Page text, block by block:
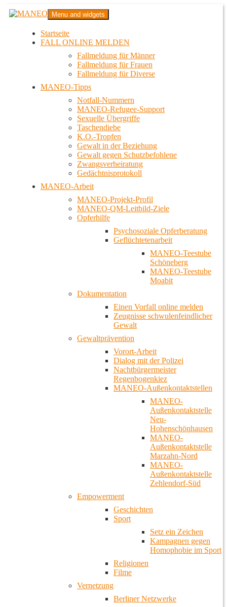
Zum
InhaltMANEO
Das schwule Anti-Gewalt-Projekt in Berlin
Menu and widgets
Startseite
FALL ONLINE MELDEN
Fallmeldung für Männer
Fallmeldung für Frauen
Fallmeldung für Diverse
MANEO-Tipps
Notfall-Nummern
MANEO-Refugee-Support
Sexuelle Übergriffe
Taschendiebe
K.O.-Tropfen
Gewalt in der Beziehung
Gewalt gegen Schutzbefohlene
Zwangsverheiratung
Gedächtnisprotokoll
MANEO-Arbeit
MANEO-Projekt-Profil
MANEO-QM-Leitbild-Ziele
Opferhilfe
Psychosoziale Opferberatung
Geflüchtetenarbeit
MANEO-Teestube
Schöneberg
MANEO-Teestube
Moabit
Dokumentation
Einen Vorfall online melden
Zeugnisse schwulenfeindlicher
Gewalt
Gewaltprävention
Vorort-Arbeit
Dialog mit der Polizei
Nachtbürgermeister
Regenbogenkiez
MANEO-Außenkontaktstellen
MANEO-
Außenkontaktstelle
Neu-
Hohenschönhausen
MANEO-
Außenkontaktstelle
Marzahn-Nord
MANEO-
Außenkontaktstelle
Zehlendorf-Süd
Empowerment
Geschichten
Sport
Setz ein Zeichen
Kampagnen gegen
Homophobie im Sport
Religionen
Filme
Vernetzung
Berliner Netzwerke